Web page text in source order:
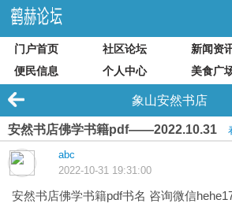
门户首页 社区论坛 新闻资
便民信息
个人中心 美食广
象山安然书店
安然书店佛学书籍pdf——2022.10.31
abc
2022-10-31 19:31:00
安然书店佛学书籍pdf书名 咨询微信